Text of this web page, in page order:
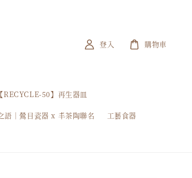
【RECYCLE-50】再生器皿
語｜鶯目瓷器 x 丰茶陶聯名 工藝食器
登入 購物車